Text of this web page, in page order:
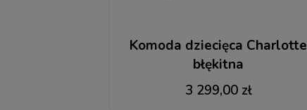
Komoda dziecięca Charlotte
błękitna
3 299,00 zł